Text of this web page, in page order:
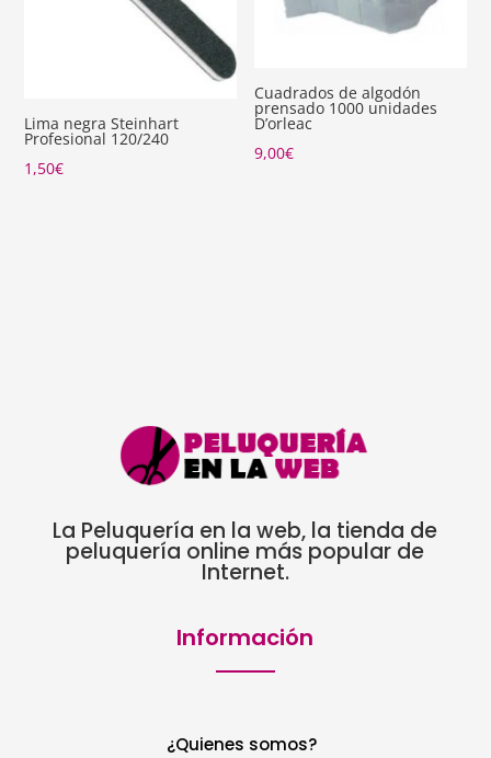
Lima negra Steinhart
Profesional 120/240
1,50€
Cuadrados de algodón
prensado 1000 unidades
D’orleac
9,00€
La Peluquería en la web, la tienda de
peluquería online más popular de
Internet.
Información
¿Quienes somos?